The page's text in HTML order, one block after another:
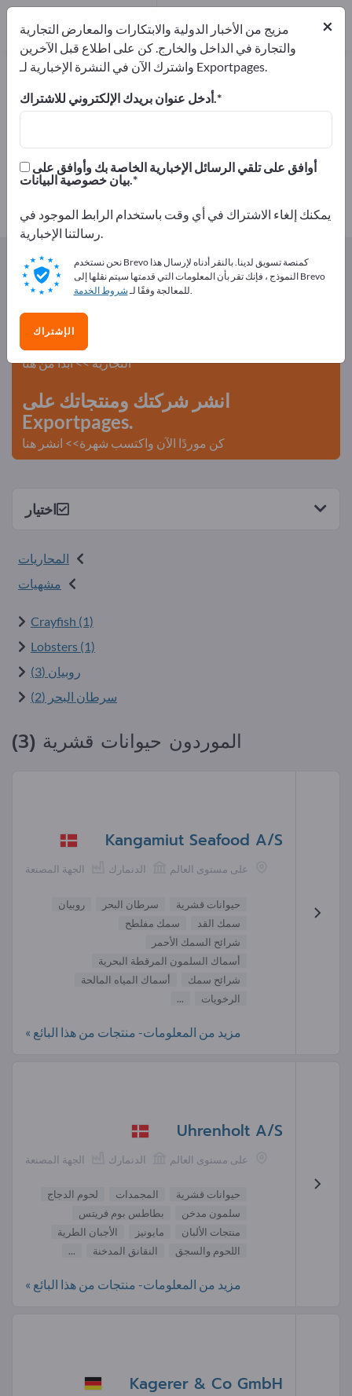
حيوانات قشرية – اعثر على الشركات
المصنعة والموردين
موزعون
من المصنعين2
موزعون 1
Exportpages
المأكولات و المشروبات
الأسماك ومنتجات الأسماك
المحاريات حيوانات قشرية
الاحتياجات – العروض – السلع المستعملة – جهات الاتصال
التجارية >> ابدأ من هنا
انشر شركتك ومنتجاتك على
Exportpages.
كن موردًا الآن واكتسب شهرة>> انشر هنا
اختيار
المحاريات
مشهيات
Crayfish (1)
Lobsters (1)
روبيان (3)
سرطان البحر (2)
الموردون حيوانات قشرية (3)
Kangamiut Seafood A/S
الجهة المصنعة الدنمارك على مستوى العالم
حيوانات قشرية سرطان البحر
روبيان
سمك القد
سمك مفلطح
شرائح السمك الأحمر
أسماك السلمون المرقطة البحرية
شرائح سمك
أسماك المياه المالحة
الرخويات
...
مزيد من المعلومات- منتجات من هذا البائع »
Uhrenholt A/S
الجهة المصنعة الدنمارك على مستوى العالم
حيوانات قشرية المجمدات
لحوم الدجاج
سلمون مدخن
بطاطس بوم فريتس
منتجات الألبان
مايونيز
الأجبان الطرية
اللحوم والسجق
النقانق المدخنة ...
مزيد من المعلومات- منتجات من هذا البائع »
Kagerer & Co GmbH
×
مزيج من الأخبار الدولية والابتكارات والمعارض التجارية
والتجارة في الداخل والخارج. كن على اطلاع قبل الآخرين
واشترك الآن في النشرة الإخبارية لـ Exportpages.
أدخل عنوان بريدك الإلكتروني للاشتراك.
بيان خصوصية البيانات.
يمكنك إلغاء الاشتراك في أي وقت باستخدام الرابط الموجود في
رسالتنا الإخبارية.
نحن نستخدم Brevo كمنصة تسويق لدينا. بالنقر أدناه لإرسال هذا
النموذج ، فإنك تقر بأن المعلومات التي قدمتها سيتم نقلها إلى Brevo
للمعالجة وفقًا لـشروط الخدمة .
الإشتراك